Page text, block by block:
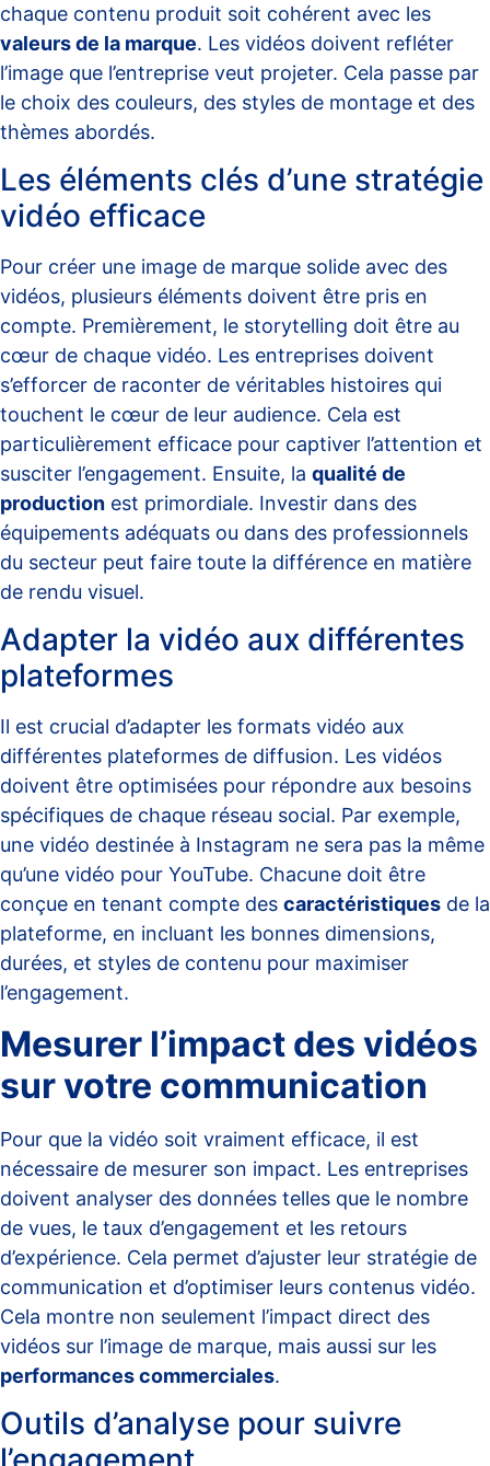
chaque contenu produit soit cohérent avec les
valeurs de la marque. Les vidéos doivent refléter
l’image que l’entreprise veut projeter. Cela passe par
le choix des couleurs, des styles de montage et des
thèmes abordés.
Les éléments clés d’une stratégie
vidéo efficace
Pour créer une image de marque solide avec des
vidéos, plusieurs éléments doivent être pris en
compte. Premièrement, le storytelling doit être au
cœur de chaque vidéo. Les entreprises doivent
s’efforcer de raconter de véritables histoires qui
touchent le cœur de leur audience. Cela est
particulièrement efficace pour captiver l’attention et
susciter l’engagement. Ensuite, la qualité de
production est primordiale. Investir dans des
équipements adéquats ou dans des professionnels
du secteur peut faire toute la différence en matière
de rendu visuel.
Adapter la vidéo aux différentes
plateformes
Il est crucial d’adapter les formats vidéo aux
différentes plateformes de diffusion. Les vidéos
doivent être optimisées pour répondre aux besoins
spécifiques de chaque réseau social. Par exemple,
une vidéo destinée à Instagram ne sera pas la même
qu’une vidéo pour YouTube. Chacune doit être
conçue en tenant compte des caractéristiques de la
plateforme, en incluant les bonnes dimensions,
durées, et styles de contenu pour maximiser
l’engagement.
Mesurer l’impact des vidéos
sur votre communication
Pour que la vidéo soit vraiment efficace, il est
nécessaire de mesurer son impact. Les entreprises
doivent analyser des données telles que le nombre
de vues, le taux d’engagement et les retours
d’expérience. Cela permet d’ajuster leur stratégie de
communication et d’optimiser leurs contenus vidéo.
Cela montre non seulement l’impact direct des
vidéos sur l’image de marque, mais aussi sur les
performances commerciales.
Outils d’analyse pour suivre